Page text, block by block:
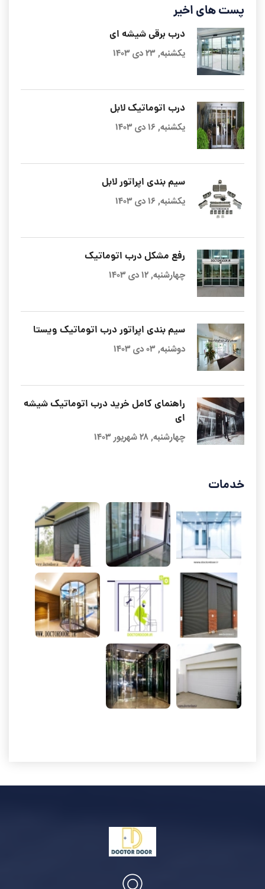
پست های اخیر
درب برقی شیشه ای
یکشنبه, ۲۳ دی ۱۴۰۳
درب اتوماتیک لابل
یکشنبه, ۱۶ دی ۱۴۰۳
سیم بندی اپراتور لابل
یکشنبه, ۱۶ دی ۱۴۰۳
رفع مشکل درب اتوماتیک
چهارشنبه, ۱۲ دی ۱۴۰۳
سیم بندی اپراتور درب اتوماتیک ویستا
دوشنبه, ۰۳ دی ۱۴۰۳
راهنمای کامل خرید درب اتوماتیک شیشه
ای
چهارشنبه, ۲۸ شهریور ۱۴۰۳
خدمات